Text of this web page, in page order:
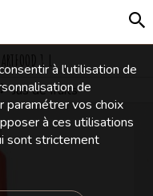
1 L
cafés et thés
Jus de fruits
à l'utilisation de
de
paramétrer vos choix
à ces utilisations
sont strictement